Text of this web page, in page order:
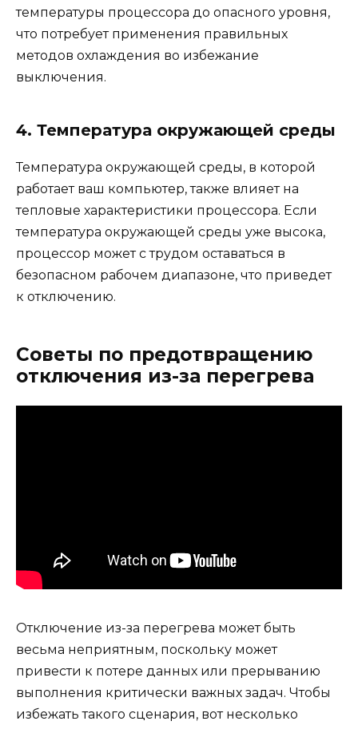
температуры процессора до опасного уровня,
что потребует применения правильных
методов охлаждения во избежание
выключения.
4. Температура окружающей среды
Температура окружающей среды, в которой
работает ваш компьютер, также влияет на
тепловые характеристики процессора. Если
температура окружающей среды уже высока,
процессор может с трудом оставаться в
безопасном рабочем диапазоне, что приведет
к отключению.
Советы по предотвращению
отключения из-за перегрева
Отключение из-за перегрева может быть
весьма неприятным, поскольку может
привести к потере данных или прерыванию
выполнения критически важных задач. Чтобы
избежать такого сценария, вот несколько